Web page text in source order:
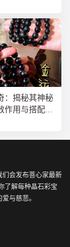
：揭秘其神秘
作用与搭配法
们会发布菩心家最新
了解每种晶石彩宝
与慈悲。